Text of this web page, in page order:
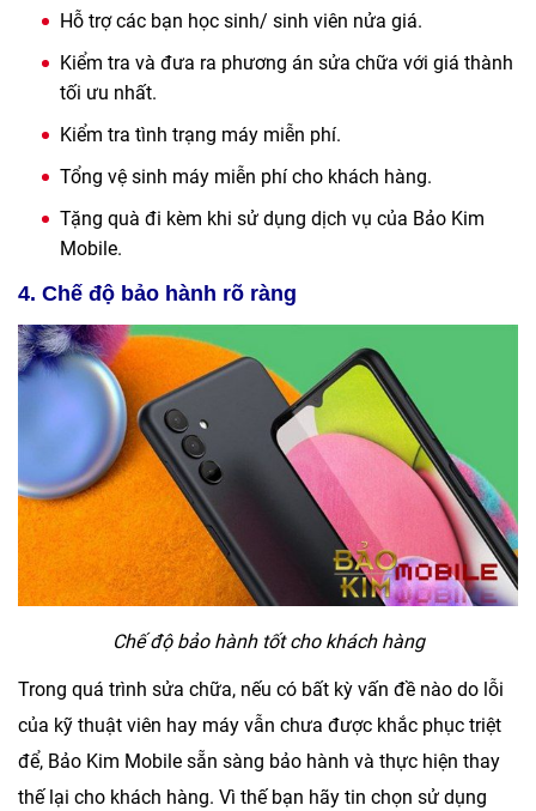
Hỗ trợ các bạn học sinh/ sinh viên nửa giá.
Kiểm tra và đưa ra phương án sửa chữa với giá thành
tối ưu nhất.
Kiểm tra tình trạng máy miễn phí.
Tổng vệ sinh máy miễn phí cho khách hàng.
Tặng quà đi kèm khi sử dụng dịch vụ của Bảo Kim
Mobile.
4. Chế độ bảo hành rõ ràng
Chế độ bảo hành tốt cho khách hàng
Trong quá trình sửa chữa, nếu có bất kỳ vấn đề nào do lỗi
của kỹ thuật viên hay máy vẫn chưa được khắc phục triệt
để, Bảo Kim Mobile sẵn sàng bảo hành và thực hiện thay
thế lại cho khách hàng. Vì thế bạn hãy tin chọn sử dụng